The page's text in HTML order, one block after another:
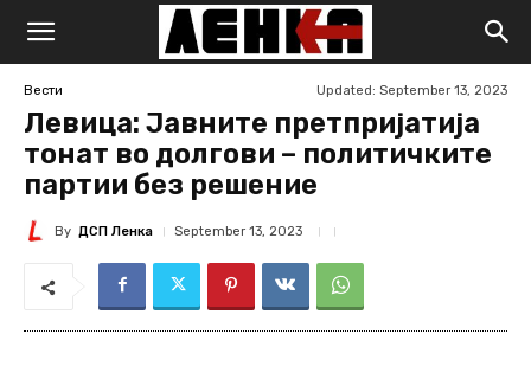
Вести Updated: September 13, 2023
Левица: Јавните претпријатија
тонат во долгови – политичките
партии без решение
By ДСП Ленка September 13, 2023